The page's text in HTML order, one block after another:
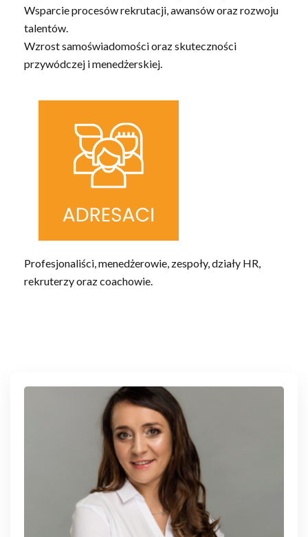
Wsparcie procesów rekrutacji, awansów oraz rozwoju
talentów.
Wzrost samoświadomości oraz skuteczności
przywódczej i menedżerskiej.
Profesjonaliści, menedżerowie, zespoły, działy HR,
rekruterzy oraz coachowie.